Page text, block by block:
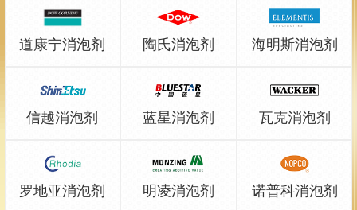
道康宁消泡剂 陶氏消泡剂 海明斯消泡剂
信越消泡剂 蓝星消泡剂 瓦克消泡剂
罗地亚消泡剂 明凌消泡剂 诺普科消泡剂